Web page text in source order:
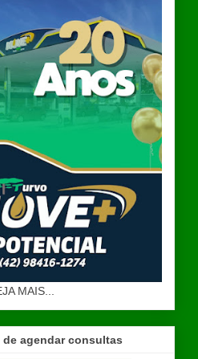
MAIS...
agendar consultas